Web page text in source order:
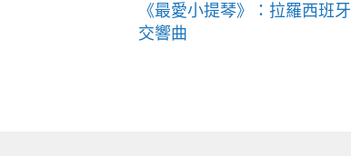
《最愛小提琴》：拉羅西班牙
交響曲